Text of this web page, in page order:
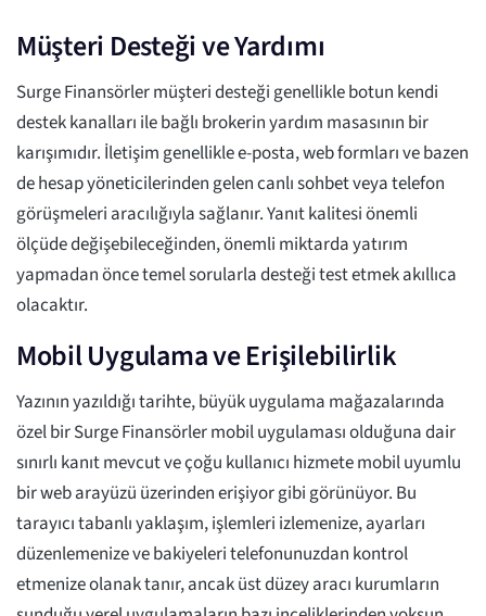
Müşteri Desteği ve Yardımı
Surge Finansörler müşteri desteği genellikle botun kendi
destek kanalları ile bağlı brokerin yardım masasının bir
karışımıdır. İletişim genellikle e-posta, web formları ve bazen
de hesap yöneticilerinden gelen canlı sohbet veya telefon
görüşmeleri aracılığıyla sağlanır. Yanıt kalitesi önemli
ölçüde değişebileceğinden, önemli miktarda yatırım
yapmadan önce temel sorularla desteği test etmek akıllıca
olacaktır.
Mobil Uygulama ve Erişilebilirlik
Yazının yazıldığı tarihte, büyük uygulama mağazalarında
özel bir Surge Finansörler mobil uygulaması olduğuna dair
sınırlı kanıt mevcut ve çoğu kullanıcı hizmete mobil uyumlu
bir web arayüzü üzerinden erişiyor gibi görünüyor. Bu
tarayıcı tabanlı yaklaşım, işlemleri izlemenize, ayarları
düzenlemenize ve bakiyeleri telefonunuzdan kontrol
etmenize olanak tanır, ancak üst düzey aracı kurumların